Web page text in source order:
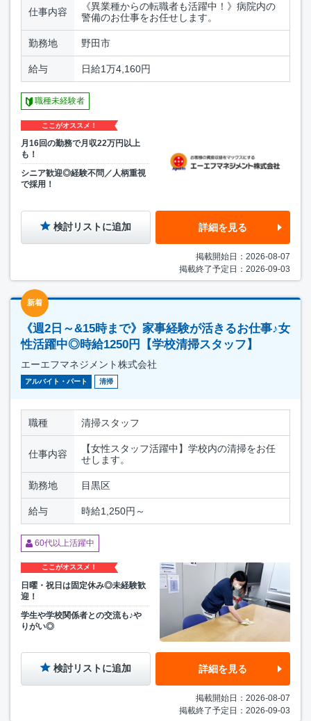
仕事内容
《異業種からの転職者も活躍中！》病院内の
警備のお仕事をお任せします。
勤務地 野田市
給与 日給1万4,160円
職種未経験者
ここがオススメ！
月16回の勤務で月収22万円以上
も！
シニア歓迎◎経験不問／人柄重視
で採用！
検討リストに追加 詳細を見る
掲載開始日：2026-08-07
掲載終了予定日：2026-09-03
新着
《週2日～&15時まで》家事経験が活きるお仕事♪女
性活躍中◎時給1250円【学校清掃スタッフ】
エーエフマネジメント株式会社
アルバイト・パート 清掃
職種 清掃スタッフ
仕事内容
【女性スタッフ活躍中】学校内の清掃をお任
せします。
勤務地 目黒区
給与 時給1,250円～
60代以上活躍中
ここがオススメ！
日曜・祝日は固定休み◎未経験歓
迎！
学生や学校関係者との交流も♪や
りがい◎
検討リストに追加 詳細を見る
掲載開始日：2026-08-07
掲載終了予定日：2026-09-03